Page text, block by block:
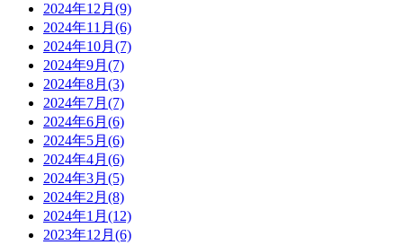
2024年12月(9)
2024年11月(6)
2024年10月(7)
2024年9月(7)
2024年8月(3)
2024年7月(7)
2024年6月(6)
2024年5月(6)
2024年4月(6)
2024年3月(5)
2024年2月(8)
2024年1月(12)
2023年12月(6)